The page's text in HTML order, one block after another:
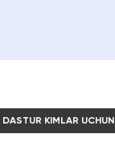
DASTUR KIMLAR UCHUN